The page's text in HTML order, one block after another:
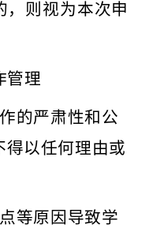
，则视为本次申
管理
的严肃性和公
得以任何理由或
等原因导致学